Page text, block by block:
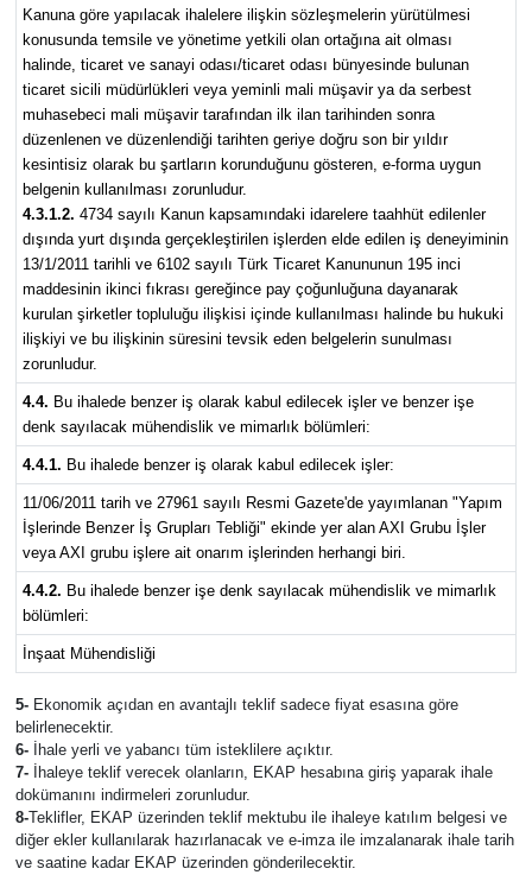
Kanuna göre yapılacak ihalelere ilişkin sözleşmelerin yürütülmesi
konusunda temsile ve yönetime yetkili olan ortağına ait olması
halinde, ticaret ve sanayi odası/ticaret odası bünyesinde bulunan
ticaret sicili müdürlükleri veya yeminli mali müşavir ya da serbest
muhasebeci mali müşavir tarafından ilk ilan tarihinden sonra
düzenlenen ve düzenlendiği tarihten geriye doğru son bir yıldır
kesintisiz olarak bu şartların korunduğunu gösteren, e-forma uygun
belgenin kullanılması zorunludur.
4.3.1.2. 4734 sayılı Kanun kapsamındaki idarelere taahhüt edilenler
dışında yurt dışında gerçekleştirilen işlerden elde edilen iş deneyiminin
13/1/2011 tarihli ve 6102 sayılı Türk Ticaret Kanununun 195 inci
maddesinin ikinci fıkrası gereğince pay çoğunluğuna dayanarak
kurulan şirketler topluluğu ilişkisi içinde kullanılması halinde bu hukuki
ilişkiyi ve bu ilişkinin süresini tevsik eden belgelerin sunulması
zorunludur.
4.4. Bu ihalede benzer iş olarak kabul edilecek işler ve benzer işe
denk sayılacak mühendislik ve mimarlık bölümleri:
4.4.1. Bu ihalede benzer iş olarak kabul edilecek işler:
11/06/2011 tarih ve 27961 sayılı Resmi Gazete'de yayımlanan "Yapım
İşlerinde Benzer İş Grupları Tebliği" ekinde yer alan AXI Grubu İşler
veya AXI grubu işlere ait onarım işlerinden herhangi biri.
4.4.2. Bu ihalede benzer işe denk sayılacak mühendislik ve mimarlık
bölümleri:
İnşaat Mühendisliği
5- Ekonomik açıdan en avantajlı teklif sadece fiyat esasına göre
belirlenecektir.
6-
İhale yerli ve yabancı tüm isteklilere açıktır.
7-İhaleye teklif verecek olanların, EKAP hesabına giriş yaparak ihale
dokümanını indirmeleri zorunludur.
8-Teklifler, EKAP üzerinden teklif mektubu ile ihaleye katılım belgesi ve
diğer ekler kullanılarak hazırlanacak ve e-imza ile imzalanarak ihale tarih
ve saatine kadar EKAP üzerinden gönderilecektir.